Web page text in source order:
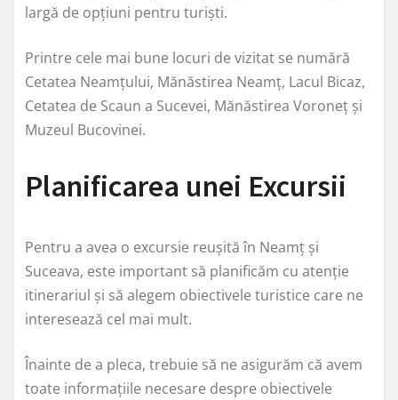
largă de opțiuni pentru turiști.
Printre cele mai bune locuri de vizitat se numără
Cetatea Neamțului, Mănăstirea Neamț, Lacul Bicaz,
Cetatea de Scaun a Sucevei, Mănăstirea Voroneț și
Muzeul Bucovinei.
Planificarea unei Excursii
Pentru a avea o excursie reușită în Neamț și
Suceava, este important să planificăm cu atenție
itinerariul și să alegem obiectivele turistice care ne
interesează cel mai mult.
Înainte de a pleca, trebuie să ne asigurăm că avem
toate informațiile necesare despre obiectivele